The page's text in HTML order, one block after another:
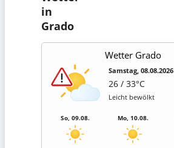
in
Grado
Wetter Grado
Samstag, 08.08.2026
26 / 33°C
Leicht bewölkt
So, 09.08. Mo, 10.08.